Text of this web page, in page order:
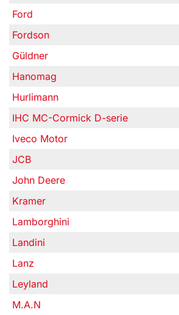
Ford
Fordson
Güldner
Hanomag
Hurlimann
IHC MC-Cormick D-serie
Iveco Motor
JCB
John Deere
Kramer
Lamborghini
Landini
Lanz
Leyland
M.A.N